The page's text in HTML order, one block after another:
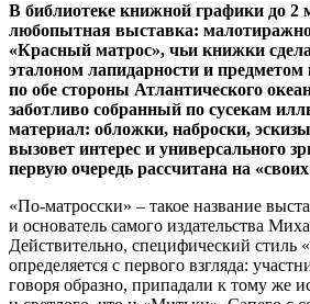
В библиотеке книжной графики до 2
любопытная выставка:
«Красный матрос», чьи книжки
эталоном лапидарности и
по обе стороны Атлантического
заботливо собранный по сусекам
материал: обложки, наброски,
вызовет интерес и универсального
первую очередь рассчитана на
«По-матросски» – такое название
и основатель самого издательства
Действительно, специфический стиль
определяется с первого взгляда:
говоря образно, припадали к тому же